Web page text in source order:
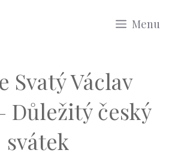
Menu
Svatý Václav
Důležitý český
svátek